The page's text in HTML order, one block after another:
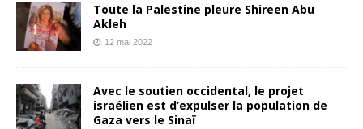
Toute la Palestine pleure Shireen Abu
Akleh
12 mai 2022
Avec le soutien occidental, le projet
israélien est d’expulser la population de
Gaza vers le Sinaï